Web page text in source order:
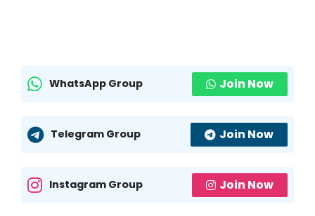
WhatsApp Group Join Now
Telegram Group Join Now
Instagram Group Join Now